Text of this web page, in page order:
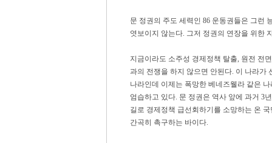
문 정권의 주도 세력인 86 운동권들은 그런
엿보이지 않는다. 그저 정권의 연장을 위한
지금이라도 소주성 경제정책 탈출, 원전 전
과의 전쟁을 하지 않으면 안된다. 이 나라가
나라인데 이제는 폭망한 베네즈웰라 같은
엄습하고 있다. 문 정권은 역사 앞에 과거 3
길로 경제정책 급선회하기를 소망하는 온
간곡히 촉구하는 바이다.